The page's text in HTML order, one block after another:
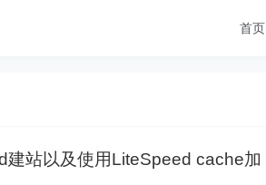
首页
站以及使用LiteSpeed cache加